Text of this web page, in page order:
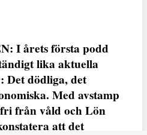
I årets första podd
lika aktuella
Det dödliga, det
Med avstamp
från våld och Lön
att det